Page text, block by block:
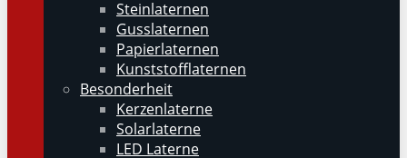
Steinlaternen
Gusslaternen
Papierlaternen
Kunststofflaternen
Besonderheit
Kerzenlaterne
Solarlaterne
LED Laterne